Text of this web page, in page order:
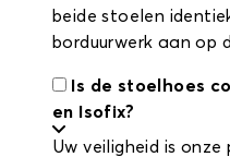
beide stoelen
borduurwerk aan op
Is de stoelhoes
en Isofix?
Uw veiligheid is